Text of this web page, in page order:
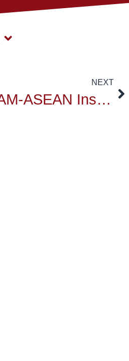
NEXT
SIAM-ASEAN Institute – International Workshop 2015